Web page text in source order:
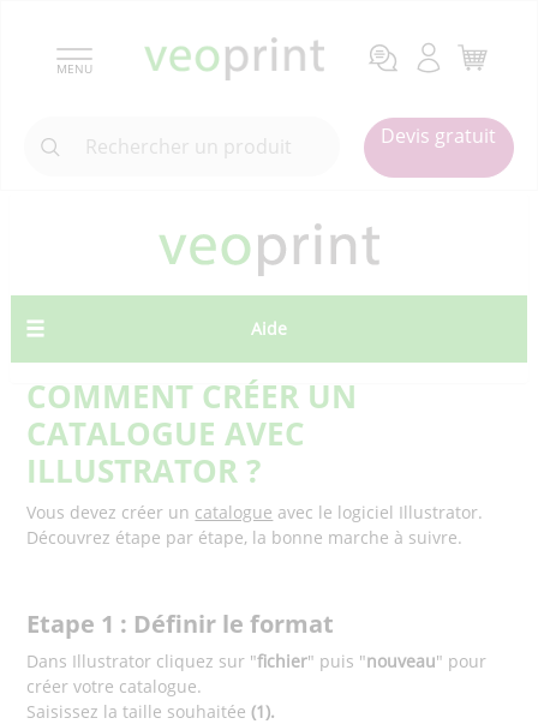
MENU
Devis gratuit
Aide
COMMENT CRÉER UN
CATALOGUE AVEC
ILLUSTRATOR ?
Vous devez créer un catalogue avec le logiciel Illustrator.
Découvrez étape par étape, la bonne marche à suivre.
Etape 1 : Définir le format
Dans Illustrator cliquez sur "fichier" puis "nouveau" pour
créer votre catalogue.
Saisissez la taille souhaitée(1).